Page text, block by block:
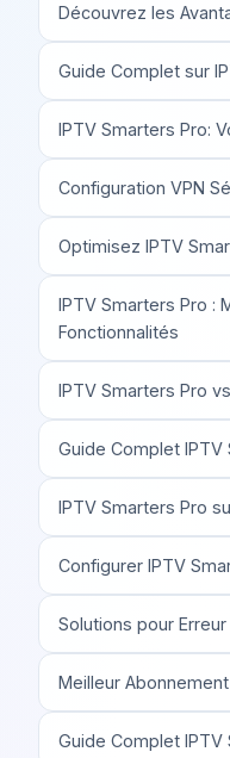
Découvrez les
Guide Complet sur
IPTV Smarters Pro:
Configuration VPN
Optimisez IPTV
IPTV Smarters Pro :
Fonctionnalités
IPTV Smarters Pro
Guide Complet IPTV
IPTV Smarters Pro
Configurer IPTV
Solutions pour
Meilleur
Guide Complet IPTV